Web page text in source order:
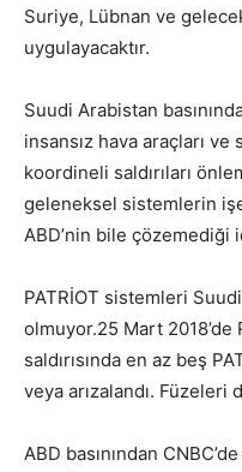
Suriye, Lübnan ve
uygulayacaktır.
Suudi Arabistan
insansız hava araçları
koordineli saldırıları
geleneksel sistemlerin
ABD’nin bile çözemediği
PATRİOT sistemleri
olmuyor.25 Mart 2018’de
saldırısında en az beş
veya arızalandı. Füzeleri
ABD basınından